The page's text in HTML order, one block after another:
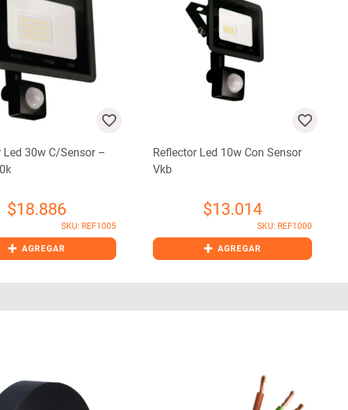
30w C/sensor –
$18.886
SKU: REF1005
+ AGREGAR
Reflector Led 10w Con Sensor
Vkb
$13.014
SKU: REF1000
+ AGREGAR